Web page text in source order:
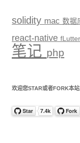
solidity mac 数据
react-native fLutter
笔记 php
欢迎您STAR或者FORK本